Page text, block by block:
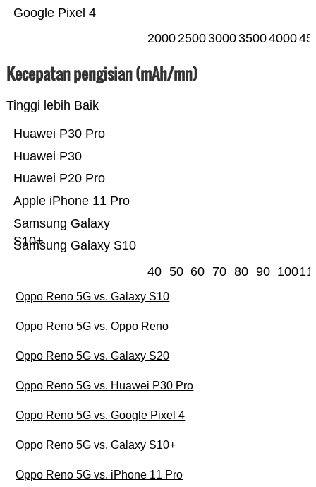
Google Pixel 4
20002500300035004000
Kecepatan pengisian (mAh/mn)
Tinggi lebih Baik
Samsung Galaxy S10
Samsung Galaxy
S10+
Apple iPhone 11 Pro
Huawei P20 Pro
Huawei P30
Huawei P30 Pro
40 50 60 70 80 90 100
Oppo Reno 5G vs. Galaxy S10
Oppo Reno 5G vs. Oppo Reno
Oppo Reno 5G vs. Galaxy S20
Oppo Reno 5G vs. Huawei P30 Pro
Oppo Reno 5G vs. Google Pixel 4
Oppo Reno 5G vs. Galaxy S10+
Oppo Reno 5G vs. iPhone 11 Pro